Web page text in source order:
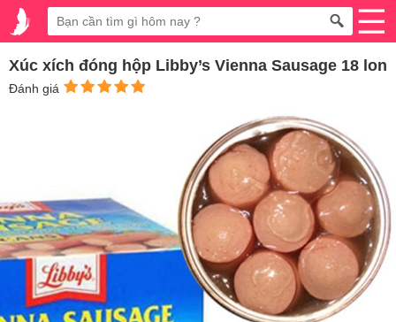
Xúc xích đóng hộp Libby’s Vienna Sausage 18 lon
Đánh giá